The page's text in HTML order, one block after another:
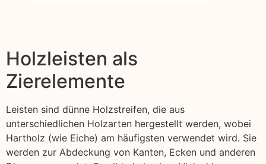
Holzleisten als
Zierelemente
Leisten sind dünne Holzstreifen, die aus
unterschiedlichen Holzarten hergestellt werden, wobei
Hartholz (wie Eiche) am häufigsten verwendet wird. Sie
werden zur Abdeckung von Kanten, Ecken und anderen